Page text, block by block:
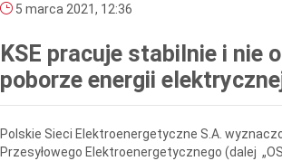
5 marca 2021, 12:36
KSE pracuje stabilnie i nie
poborze energii
Polskie Sieci Elektroenergetyczne S.A.
Przesyłowego Elektroenergetycznego (dalej